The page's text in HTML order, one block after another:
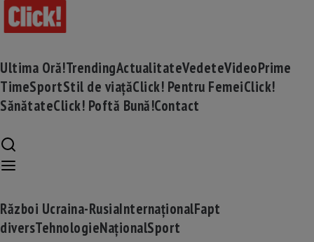
Ultima Oră!TrendingActualitateVedeteVideoPrime
TimeSportStil de viațăClick! Pentru FemeiClick!
SănătateClick! Poftă Bună!Contact
Război Ucraina-RusiaInternaționalFapt
diversTehnologieNaționalSport